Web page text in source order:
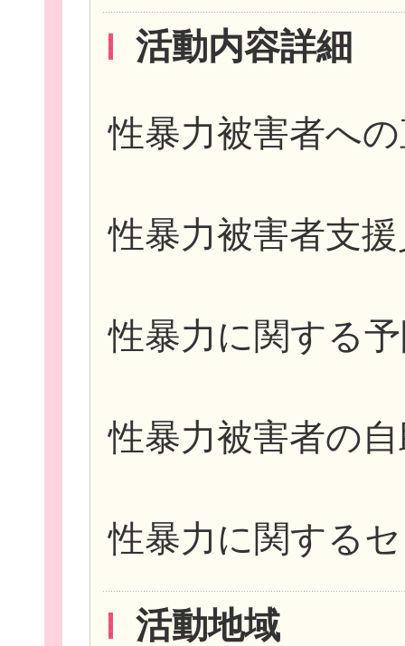
活動内容詳細
性暴力被害者へ
性暴力被害者支
性暴力に関する
性暴力被害者の
性暴力に関する
活動地域